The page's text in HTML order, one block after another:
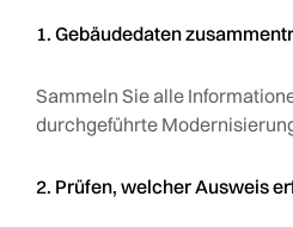
1. Gebäudedaten
Sammeln Sie alle
durchgeführte
2. Prüfen, welcher Ausweis